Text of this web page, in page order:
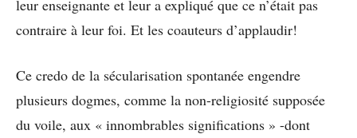
leur enseignante et leur a expliqué que ce n’était pas
contraire à leur foi. Et les coauteurs d’applaudir!
Ce credo de la sécularisation spontanée engendre
plusieurs dogmes, comme la non-religiosité supposée
du voile, aux « innombrables significations » -dont